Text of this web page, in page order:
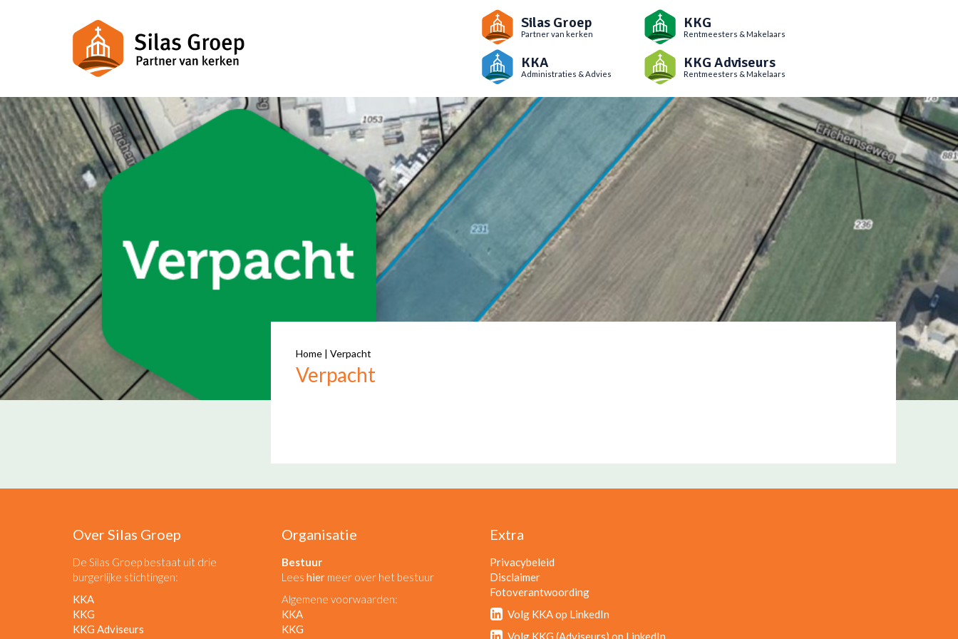
Silas Groep
Partner van kerken
KKG
Rentmeesters & Makelaars
KKA
Administraties & Advies
KKG Adviseurs
Rentmeesters & Makelaars
Home| Verpacht
Verpacht
Over Silas Groep
De Silas Groep bestaat uit drie
burgerlijke stichtingen:
KKA
KKG
KKG Adviseurs
Organisatie
Bestuur
Lees hiermeer over het bestuur
Algemene voorwaarden:
KKA
KKG
Extra
Privacybeleid
Disclaimer
Fotoverantwoording
Volg KKA op LinkedIn
Volg KKG (Adviseurs) op LinkedIn